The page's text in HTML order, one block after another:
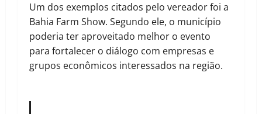
Um dos exemplos citados pelo vereador foi a
Bahia Farm Show. Segundo ele, o município
poderia ter aproveitado melhor o evento
para fortalecer o diálogo com empresas e
grupos econômicos interessados na região.